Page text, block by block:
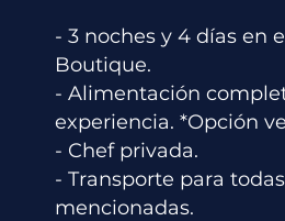
- 3 noches y 4 días en
Boutique.
- Alimentación
experiencia. *Opción
- Chef privada.
- Transporte para
mencionadas.